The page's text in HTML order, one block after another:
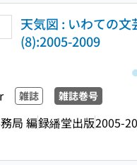
天気図 : いわての文
(8):2005-2009
雑誌 雑誌巻号
局 編録繙堂出版2005-